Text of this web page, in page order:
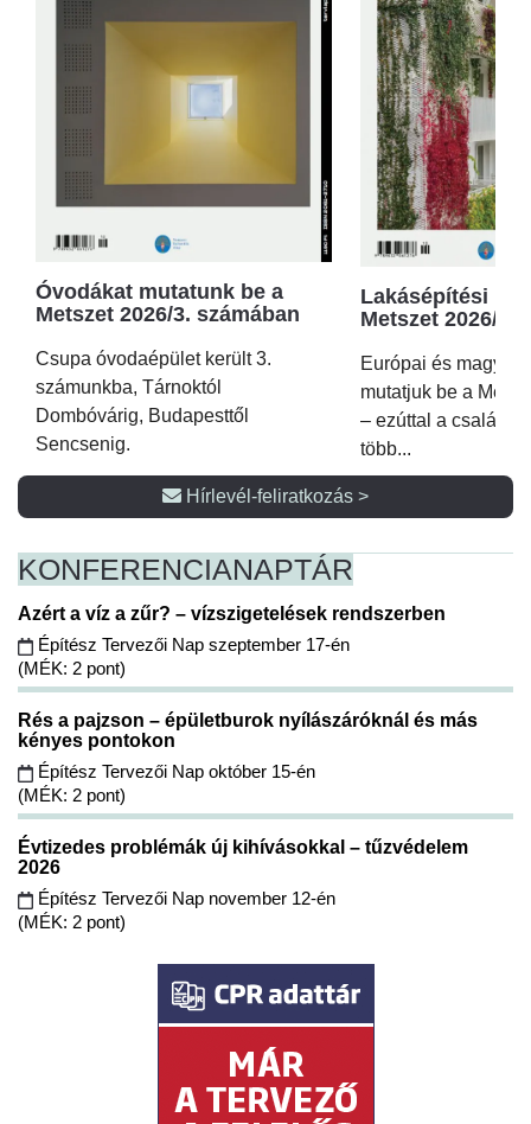
Óvodákat mutatunk be a
Metszet 2026/3. számában
Csupa óvodaépület került 3.
számunkba, Tárnoktól
Dombóvárig, Budapesttől
Sencsenig.
Lakásépítési
Metszet 2026/2.
Európai és magyar
mutatjuk be a
– ezúttal a családi
több...
Hírlevél-feliratkozás >
KONFERENCIANAPTÁR
Azért a víz a zűr? – vízszigetelések rendszerben
Építész Tervezői Nap szeptember 17-én
(MÉK: 2 pont)
Rés a pajzson – épületburok nyílászáróknál és más
kényes pontokon
Építész Tervezői Nap október 15-én
(MÉK: 2 pont)
Évtizedes problémák új kihívásokkal – tűzvédelem
2026
Építész Tervezői Nap november 12-én
(MÉK: 2 pont)